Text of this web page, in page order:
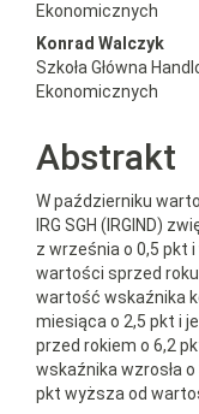
Ekonomicznych
Konrad Walczyk
Szkoła Główna
Ekonomicznych
Abstrakt
W październiku
IRG SGH (IRGIND)
z września o 0,5 pkt
wartości sprzed
wartość wskaźnika
miesiąca o 2,5 pkt i
przed rokiem o 6,2
wskaźnika wzrosła
pkt wyższa od